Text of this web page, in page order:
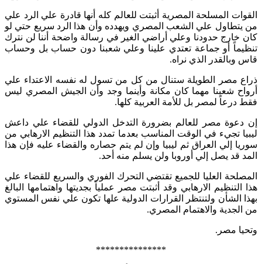
القوات المسلحة المصرية أثبتت للعالم كله أنها قادرة علي الرد علي
من يتطاول علي الشعب المصري ويهدده وأن هذا الرد سريع حتي لو
كان خارج حدودنا وعلي أراضي الغير في رسالة واضحة أننا لن نترك
تنظيماً أو جماعة تعتدي علينا وعلي شعبنا دون حساب بل وحساب
قاس وبالقدر الذي نراه.
ذراع مصر الطويلة ستنال من كل من تسول له نفسه الاعتداء علي
أرواح شعبنا مهما كان مكانة وأينما وجد وأن الجيش المصري ليس
فقط درعاً لمصر بل للأمة العربية كلها.
إن دعوة مصر للعالم بضرورة التدخل الدولي للقضاء علي داعش
ليبيا تجيء في الوقت المناسب بعدما تمدد هذا التنظيم الارهابي من
سوريا إلي العراق ثم ليبيا وإن لم يتم حصاره والقضاء عليه فإن هذا
المد قد يصل إلي أوروبا ولن يسلم منه أحد.
المصلحة العليا للجميع تقتضي التحرك الفوري والسريع للقضاء علي
هذا التنظيم الارهابي وقد أثبتت مصر عملياً بجديتها واهتمامها البالغ
بهذا الشأن ولتنتظر القرارات الدولية علها تكون علي نفس المستوي
من الجدية والاهتمام المصري.
وتحيا مصر.‏
***************